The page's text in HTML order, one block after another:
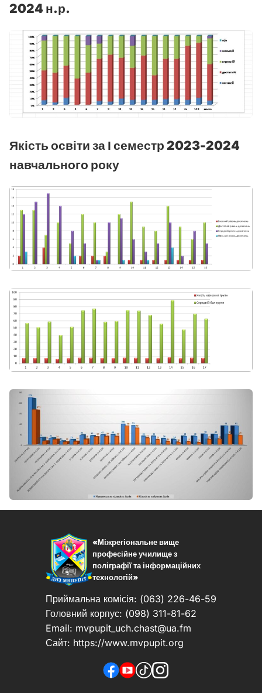
2024 н.р.
Якість освіти за І семестр 2023-2024
навчального року
«Міжрегіональне вище
професійне училище з
поліграфії та інформаційних
технологій»
Приймальна комісія: (063) 226-46-59
Головний корпус: (098) 311-81-62
Email: mvpupit_uch.chast@ua.fm
Сайт: https://www.mvpupit.org